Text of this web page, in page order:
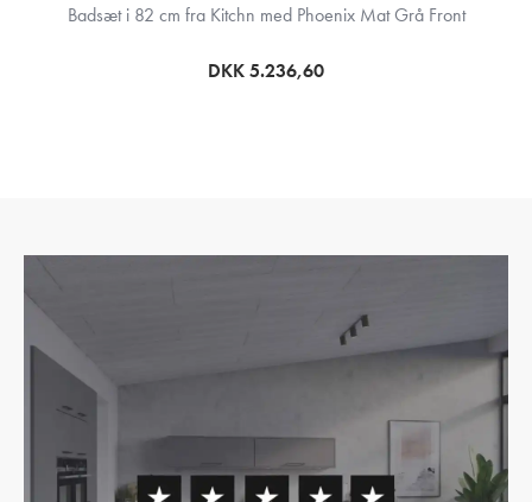
Badsæt i 82 cm fra Kitchn med Phoenix Mat Grå Front
DKK 5.236,60